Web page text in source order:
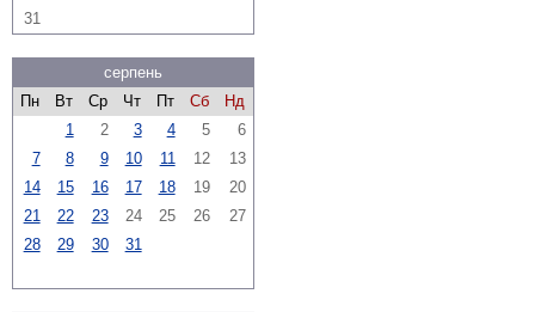
31
серпень
Пн
Вт Ср Чт Пт Сб
Нд
1
2 3 4 5
6
7
8 9 10 11 12
13
14
15 16 17 18 19
20
21
22 23 24 25 26
27
28
29 30 31